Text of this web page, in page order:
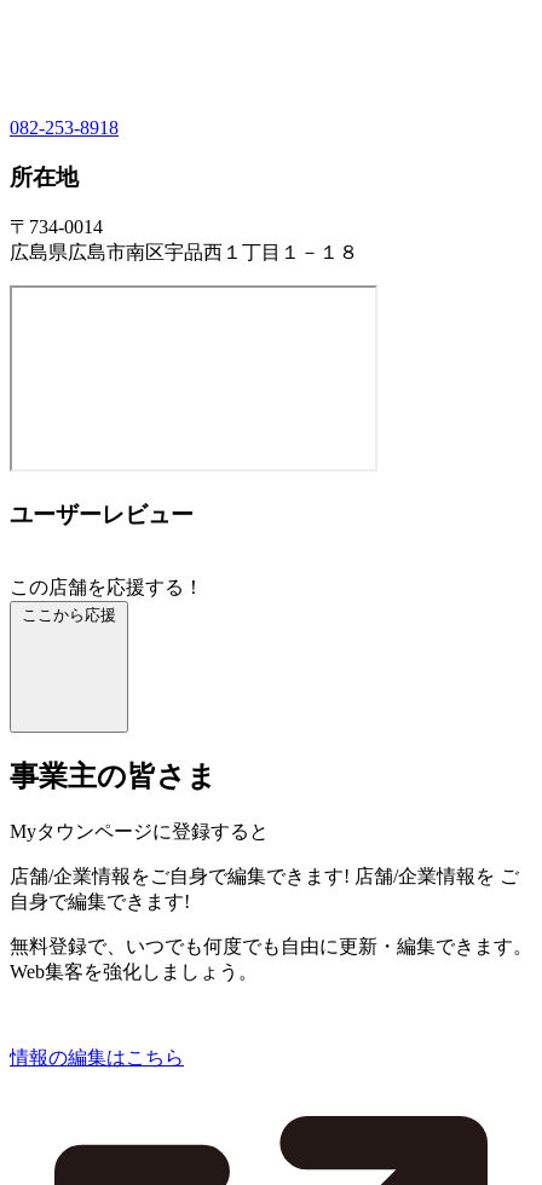
082-253-8918
所在地
〒734-0014
広島県広島市南区宇品西１丁目１－１８
ユーザーレビュー
この店舗を応援する！
ここから応援
事業主の皆さま
Myタウンページに登録すると
店舗/企業情報をご自身で編集できます! 店舗/企業情報を ご
自身で編集できます!
無料登録で、いつでも何度でも自由に更新・編集できます。
Web集客を強化しましょう。
情報の編集はこちら